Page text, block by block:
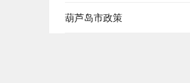
葫芦岛市政策